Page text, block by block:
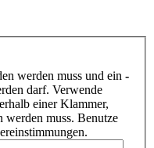
werden muss und ein -
darf. Verwende
einer Klammer,
werden muss. Benutze